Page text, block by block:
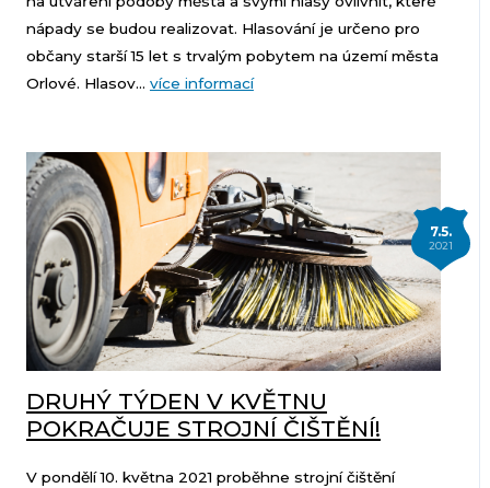
nápady se budou realizovat. Hlasování je určeno pro
občany starší 15 let s trvalým pobytem na území města
Orlové. Hlasov... více informací
7.5.
2021
DRUHÝ TÝDEN V KVĚTNU
POKRAČUJE STROJNÍ ČIŠTĚNÍ!
V pondělí 10. května 2021 proběhne strojní čištění